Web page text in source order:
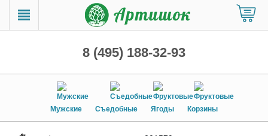
8 (495) 188-32-93
Мужские Съедобные Ягоды Корзины